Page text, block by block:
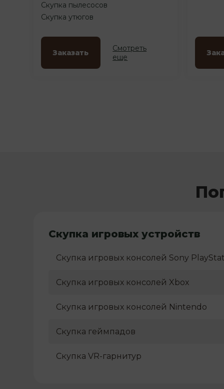
Скупка пылесосов
Скупка утюгов
Заказать
Смотреть
еще
Скупка игровых устройств
Скупка игровых консолей Sony
Скупка игровых консолей Xbox
Скупка игровых консолей Nintendo
Скупка геймпадов
Скупка VR-гарнитур